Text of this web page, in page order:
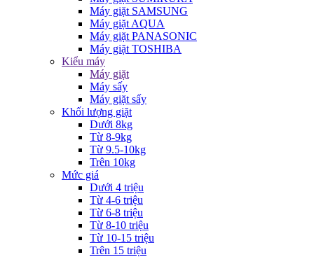
Máy giặt SAMSUNG
Máy giặt AQUA
Máy giặt PANASONIC
Máy giặt TOSHIBA
Kiểu máy
Máy giặt
Máy sấy
Máy giặt sấy
Khối lượng giặt
Dưới 8kg
Từ 8-9kg
Từ 9.5-10kg
Trên 10kg
Mức giá
Dưới 4 triệu
Từ 4-6 triệu
Từ 6-8 triệu
Từ 8-10 triệu
Từ 10-15 triệu
Trên 15 triệu